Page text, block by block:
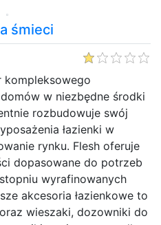
śmieci
kompleksowego
w niezbędne środki
rozbudowuje swój
łazienki w
rynku. Flesh oferuje
dopasowane do potrzeb
wyrafinowanych
akcesoria łazienkowe to
wieszaki, dozowniki do